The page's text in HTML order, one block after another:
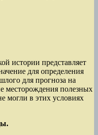
истории представляет
для определения
для прогноза на
месторождения полезных
могли в этих условиях